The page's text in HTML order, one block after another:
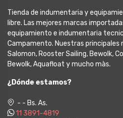
Tienda de indumentaria y
libre. Las mejores marcas
equipamiento e indumentaria
Campamento. Nuestras principales
Salomon, Rooster Sailing, Bewolk,
Bewolk, Aquafloat y mucho màs.
¿Dónde estamos?
- - Bs. As.
11 3891-4819